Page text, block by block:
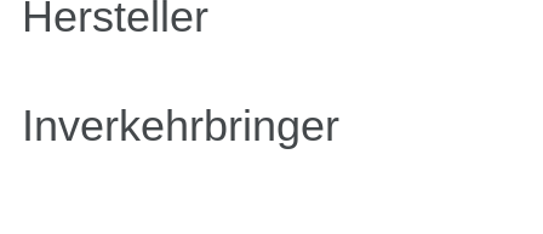
Hersteller
Inverkehrbringer